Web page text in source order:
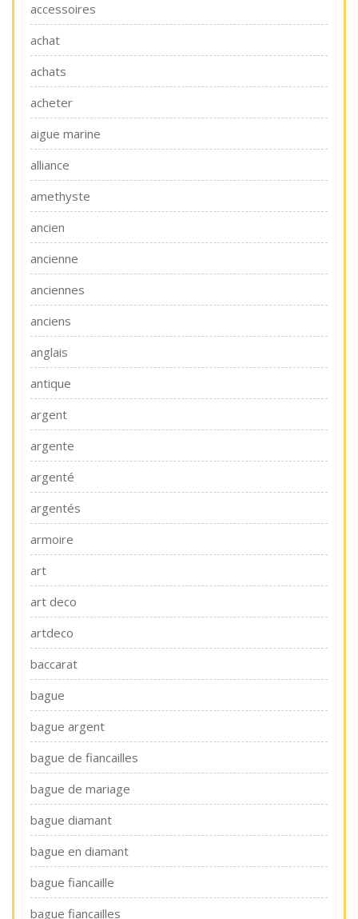
accessoires
achat
achats
acheter
aigue marine
alliance
amethyste
ancien
ancienne
anciennes
anciens
anglais
antique
argent
argente
argenté
argentés
armoire
art
art deco
artdeco
baccarat
bague
bague argent
bague de fiancailles
bague de mariage
bague diamant
bague en diamant
bague fiancaille
bague fiancailles